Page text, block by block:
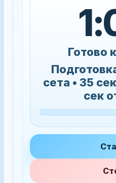
Готово
сета • 35
сек